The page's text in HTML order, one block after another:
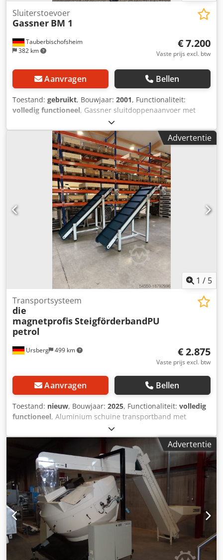
Tauberbischofsheim
382 km
Sluiterstoevoer
Gassner BM 1
€ 7.200
Vaste prijs excl. btw
Aanvragen Bellen
Toestand: gebruikt, Bouwjaar: 2001, Functionaliteit:
volledig functioneel, Gassner sluitdoppenaanvoer met
pneumatisch hefsysteem en blazer Cjdpfx Ajww Hvmsptsrf
Filterinstallatie voor luchttransport met 8 m leidingwerk
Advertentie
1 / 5
Ursberg 499 km
Transportsysteem
die
magnetprofisSteigförderbandPU
petrol
€ 2.875
Vaste prijs excl. btw
Aanvragen Bellen
Toestand: nieuw, Bouwjaar: 2025, Functionaliteit: volledig
functioneel, Aluminium schuine transportband met
onderbouw Inclusief verstelbare voeten en machinevoeten
om oneffenheden in de ondergrond te egaliseren. Credpfx
Aov Suvfsptef - Aanvoerhoogte: 250mm - Stijgend bereik:
2.500 mm - Uitlaathoogte: 1.800 mm Uitvoering: Aluminium
constructie - Dubbel versterkt profiel 90x45mm - volledige
oppervlakte verwijderingsplaat Aandrijfrol + afbuigrol S235
staal gelast en bewerkt Ø100x520mm gekroond, as
vastgezet met inzetlagers. Aandrijving: Opsteekbare
tandwielmotor 0,55 kW, snelheid 0,3-0,5 m/sec Aansluiting
230/400V, 50Hz Beschermingsklasse IP54 Aandrijving
gereed voor aansluiting op motorklemmenkast (De
inbedrijfstelling moet worden uitgevoerd door een
gekwalificeerde elektricien) Polyurethaan transportband
Advertentie